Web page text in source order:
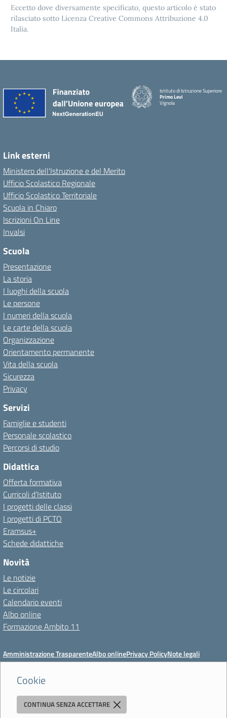
Cookie
CONTINUA SENZA ACCETTARE
Eccetto dove diversamente specificato, questo articolo è stato
rilasciato sotto Licenza Creative Commons Attribuzione 4.0
Italia.
Istituto di Istruzione Superiore
Primo Levi
Vignola
Link esterni
Ministero dell'Istruzione e del Merito
Ufficio Scolastico Regionale
Ufficio Scolastico Territoriale
Scuola in Chiaro
Iscrizioni On Line
Invalsi
Scuola
Presentazione
La storia
I luoghi della scuola
Le persone
I numeri della scuola
Le carte della scuola
Organizzazione
Orientamento permanente
Vita della scuola
Sicurezza
Privacy
Servizi
Famiglie e studenti
Personale scolastico
Percorsi di studio
Didattica
Offerta formativa
Curricoli d'Istituto
I progetti delle classi
I progetti di PCTO
Eramsus+
Schede didattiche
Novità
Le notizie
Le circolari
Calendario eventi
Albo online
Formazione Ambito 11
Amministrazione TrasparenteAlbo onlinePrivacy PolicyNote legali
Meccanismo di feedbackDichiarazioni di accessibilitàPreferenze cookie
Istituto di Istruzione Superiore 'Primo Levi'